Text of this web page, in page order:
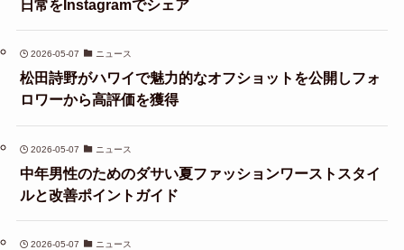
日常をInstagramでシェア
2026-05-07 ニュース
松田詩野がハワイで魅力的なオフショットを公開しフォ
ロワーから高評価を獲得
2026-05-07 ニュース
中年男性のためのダサい夏ファッションワーストスタイ
ルと改善ポイントガイド
2026-05-07 ニュース